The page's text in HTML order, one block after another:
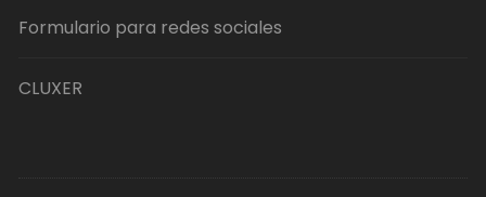
Formulario para redes sociales
CLUXER